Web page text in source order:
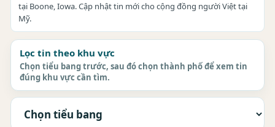
tại Boone, Iowa. Cập nhật tin mới cho cộng đồng người Việt tại
Mỹ.
Lọc tin theo khu vực
Chọn tiểu bang trước, sau đó chọn thành phố để xem tin
đúng khu vực cần tìm.